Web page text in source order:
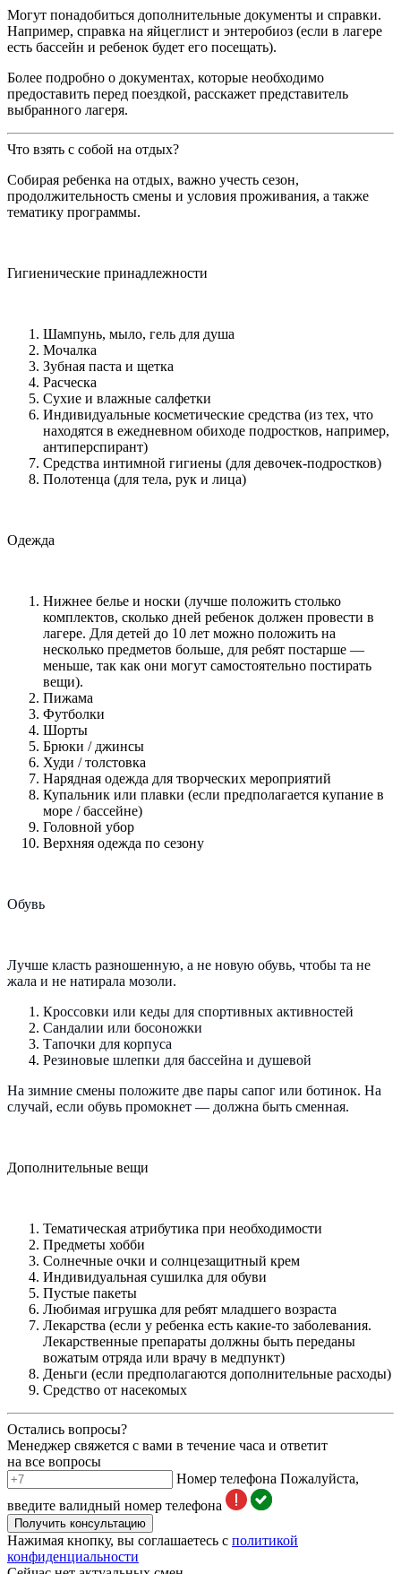
Могут понадобиться дополнительные документы и справки.
Например, справка на яйцеглист и энтеробиоз (если в лагере
есть бассейн и ребенок будет его посещать).
Более подробно о документах, которые необходимо
предоставить перед поездкой, расскажет представитель
выбранного лагеря.
Что взять с собой на отдых?
Собирая ребенка на отдых, важно учесть сезон,
продолжительность смены и условия проживания, а также
тематику программы.
Гигиенические принадлежности
Шампунь, мыло, гель для душа
Мочалка
Зубная паста и щетка
Расческа
Сухие и влажные салфетки
Индивидуальные косметические средства (из тех, что
находятся в ежедневном обиходе подростков, например,
антиперспирант)
Средства интимной гигиены (для девочек-подростков)
Полотенца (для тела, рук и лица)
Одежда
Нижнее белье и носки (лучше положить столько
комплектов, сколько дней ребенок должен провести в
лагере. Для детей до 10 лет можно положить на
несколько предметов больше, для ребят постарше —
меньше, так как они могут самостоятельно постирать
вещи).
Пижама
Футболки
Шорты
Брюки / джинсы
Худи / толстовка
Нарядная одежда для творческих мероприятий
Купальник или плавки (если предполагается купание в
море / бассейне)
Головной убор
Верхняя одежда по сезону
Обувь
Лучше класть разношенную, а не новую обувь, чтобы та не
жала и не натирала мозоли.
Кроссовки или кеды для спортивных активностей
Сандалии или босоножки
Тапочки для корпуса
Резиновые шлепки для бассейна и душевой
На зимние смены положите две пары сапог или ботинок. На
случай, если обувь промокнет — должна быть сменная.
Дополнительные вещи
Тематическая атрибутика при необходимости
Предметы хобби
Солнечные очки и солнцезащитный крем
Индивидуальная сушилка для обуви
Пустые пакеты
Любимая игрушка для ребят младшего возраста
Лекарства (если у ребенка есть какие-то заболевания.
Лекарственные препараты должны быть переданы
вожатым отряда или врачу в медпункт)
Деньги (если предполагаются дополнительные расходы)
Средство от насекомых
Остались вопросы?
Менеджер свяжется с вами в течение часа и ответит
на все вопросы
Номер телефона Пожалуйста,
введите валидный номер телефона
Получить консультацию
Нажимая кнопку, вы соглашаетесь с политикой
конфиденциальности